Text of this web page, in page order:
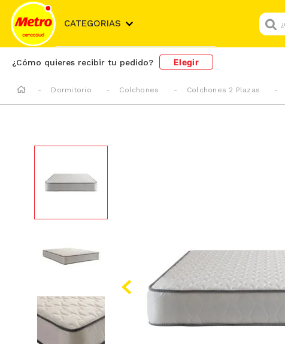
CATEGORIAS
¿Que
¿Cómo quieres recibir tu pedido? Elegir
Dormitorio Colchones Colchones 2 Plazas